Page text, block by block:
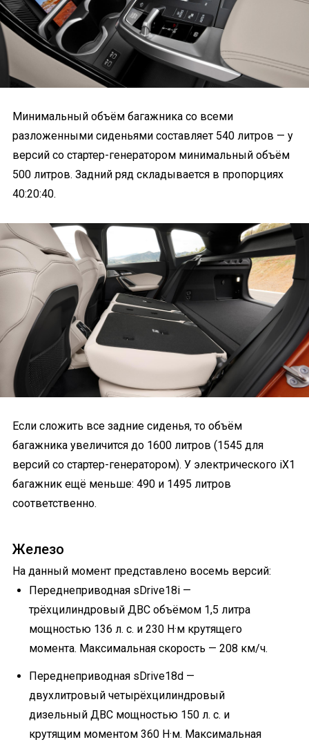
Минимальный объём багажника со всеми
разложенными сиденьями составляет 540 литров — у
версий со стартер-генератором минимальный объём
500 литров. Задний ряд складывается в пропорциях
40:20:40.
Если сложить все задние сиденья, то объём
багажника увеличится до 1600 литров (1545 для
версий со стартер-генератором). У электрического iX1
багажник ещё меньше: 490 и 1495 литров
соответственно.
Железо
На данный момент представлено восемь версий:
Переднеприводная sDrive18i —
трёхцилиндровый ДВС объёмом 1,5 литра
мощностью 136 л. с. и 230 Н·м крутящего
момента. Максимальная скорость — 208 км/ч.
Переднеприводная sDrive18d —
двухлитровый четырёхцилиндровый
дизельный ДВС мощностью 150 л. с. и
крутящим моментом 360 Н·м. Максимальная